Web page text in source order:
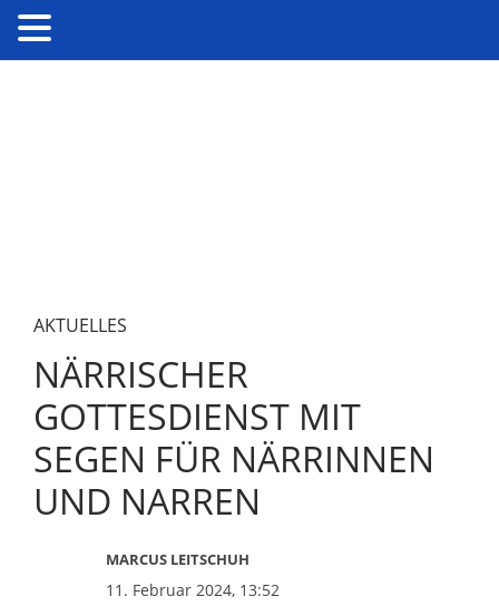
AKTUELLES
NÄRRISCHER
GOTTESDIENST MIT
SEGEN FÜR NÄRRINNEN
UND NARREN
MARCUS LEITSCHUH
11. Februar 2024, 13:52